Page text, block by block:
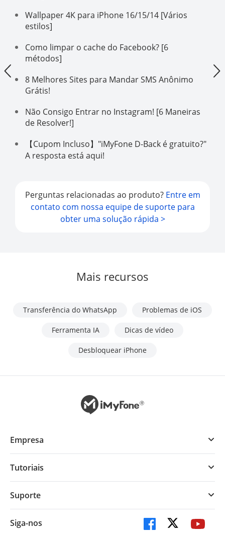
Wallpaper 4K para iPhone 16/15/14 [Vários
estilos]
Como limpar o cache do Facebook? [6
métodos]
8 Melhores Sites para Mandar SMS Anônimo
Grátis!
Não Consigo Entrar no Instagram! [6 Maneiras
de Resolver!]
【Cupom Incluso】"iMyFone D-Back é gratuito?"
A resposta está aqui!
Perguntas relacionadas ao produto? Entre em
contato com nossa equipe de suporte para
obter uma solução rápida >
Mais recursos
Transferência do WhatsApp Problemas de iOS
Ferramenta IA Dicas de vídeo
Desbloquear iPhone
Empresa
Tutoriais
Suporte
Siga-nos